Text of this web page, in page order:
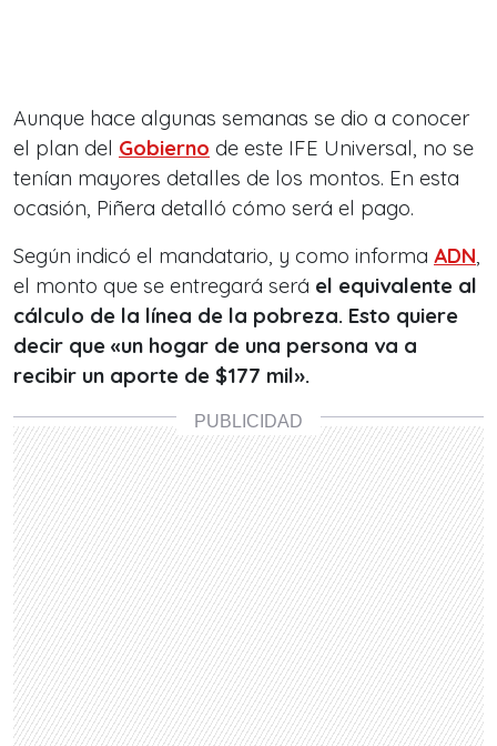
Aunque hace algunas semanas se dio a conocer
el plan del Gobierno de este IFE Universal, no se
tenían mayores detalles de los montos. En esta
ocasión, Piñera detalló cómo será el pago.
Según indicó el mandatario, y como informa ADN,
el monto que se entregará será el equivalente al
cálculo de la línea de la pobreza. Esto quiere
decir que «un hogar de una persona va a
recibir un aporte de $177 mil».